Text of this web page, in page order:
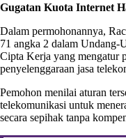
Gugatan Kuota Internet
Dalam permohonannya,
71 angka 2 dalam Undang-
Cipta Kerja yang mengatur
penyelenggaraan jasa
Pemohon menilai aturan
telekomunikasi untuk
secara sepihak tanpa